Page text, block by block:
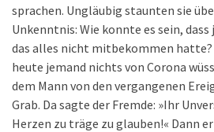
sprachen. Ungläubig staunten sie
Unkenntnis: Wie konnte es sein,
das alles nicht mitbekommen hatte?
heute jemand nichts von Corona
dem Mann von den vergangenen
Grab. Da sagte der Fremde: »Ihr
Herzen zu träge zu glauben!« Dann